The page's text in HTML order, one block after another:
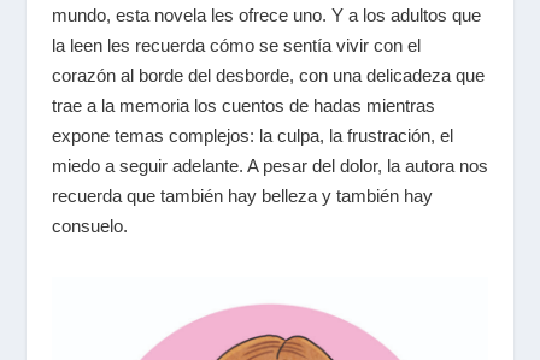
mundo, esta novela les ofrece uno. Y a los adultos que
la leen les recuerda cómo se sentía vivir con el
corazón al borde del desborde, con una delicadeza que
trae a la memoria los cuentos de hadas mientras
expone temas complejos: la culpa, la frustración, el
miedo a seguir adelante. A pesar del dolor, la autora nos
recuerda que también hay belleza y también hay
consuelo.